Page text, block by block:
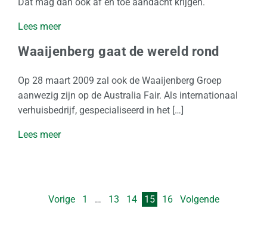
Lees meer
Waaijenberg gaat de wereld rond
Op 28 maart 2009 zal ook de Waaijenberg Groep
aanwezig zijn op de Australia Fair. Als internationaal
verhuisbedrijf, gespecialiseerd in het […]
Lees meer
Vorige 1 … 13 14 15 16 Volgende